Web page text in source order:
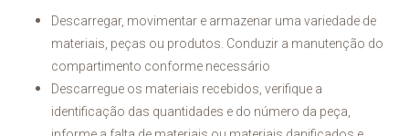
Descarregar, movimentar e armazenar uma variedade de
materiais, peças ou produtos. Conduzir a manutenção do
compartimento conforme necessário
Descarregue os materiais recebidos, verifique a
identificação das quantidades e do número da peça,